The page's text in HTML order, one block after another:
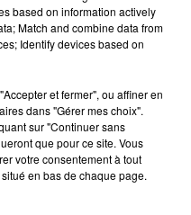
based on information actively
Match and combine data from
Identify devices based on
et fermer", ou affiner en
dans "Gérer mes choix".
sur "Continuer sans
que pour ce site. Vous
votre consentement à tout
en bas de chaque page.